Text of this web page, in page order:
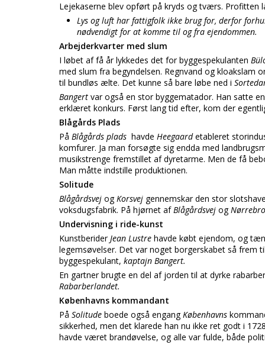
Lejekaserne blev opført på kryds og tværs. Profitten
Lys og luft har fattigfolk ikke brug for, derfor
nødvendigt for at komme til og fra ejendommen.
Arbejderkvarter med slum
I løbet af få år lykkedes det for byggespekulanten
med slum fra begyndelsen. Regnvand og kloakslam
til bundløs ælte. Det kunne så bare løbe ned i
Bangert var også en stor byggematador. Han satte
erklæret konkurs. Først lang tid efter, kom der
Blågårds Plads
På Blågårds plads havde Heegaardetableret
komfurer. Ja man forsøgte sig endda med
musikstrenge fremstillet af dyretarme. Men de få
Man måtte indstille produktionen.
Solitude
Blågårdsvej ogKorsvej gennemskar den stor
voksdugsfabrik. På hjørnet afBlågårdsvej og
Undervisning i ride-kunst
KunstberiderJean Lustre havde købt ejendom, og
legemsøvelser. Det var noget borgerskabet så frem
byggespekulant, kaptajn Bangert.
En gartner brugte en del af jorden til at dyrke
Rabarberlandet.
Københavns kommandant
På Solitude boede også engangKøbenhavns
sikkerhed, men det klarede han nu ikke ret godt i
havde været brandøvelse, og alle var fulde, både